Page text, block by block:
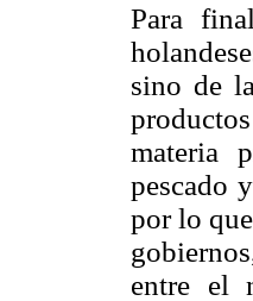
Para
sino de
materia
pescado
por lo
entre el